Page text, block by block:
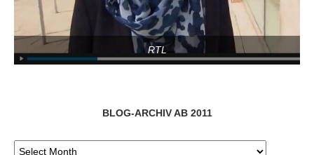
RTL
BLOG-ARCHIV AB 2011